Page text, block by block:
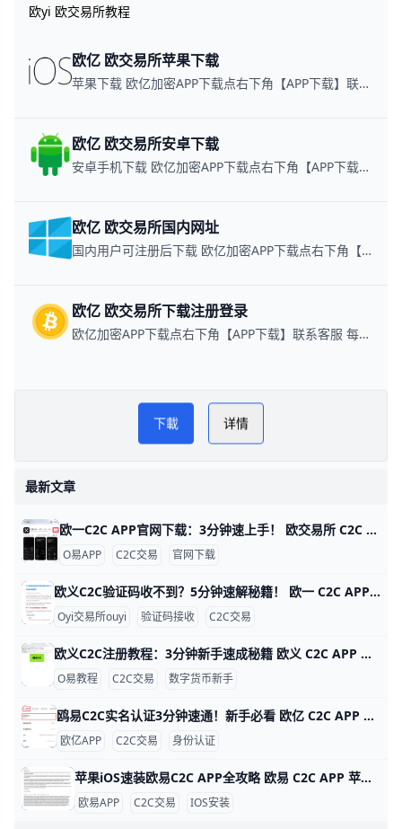
欧yi 欧交易所教程
欧亿 欧交易所苹果下载
苹果下载 欧亿加密APP下载点右下角【APP下载】联系客服 每日更新可用链接
欧亿 欧交易所安卓下载
安卓手机下载 欧亿加密APP下载点右下角【APP下载】联系客服 每日更新可用链接
欧亿 欧交易所国内网址
国内用户可注册后下载 欧亿加密APP下载点右下角【APP下载】联系客服 每日更新可用链接
欧亿 欧交易所下载注册登录
欧亿加密APP下载点右下角【APP下载】联系客服 每日更新可用链接
欧yi 欧交易所教程PLAY NOW
欧交易所
下載 详情
最新文章
欧一C2C APP官网下载：3分钟速上手！ 欧交易所 C2C APP 官网下载指南 鸥易（ouyi）是全球知名的数字货币交易平台，它的 C2C 功能让用户能轻松用人民币买比特币或以太坊。比如，你可以用银行卡直接从认证商家买币，交易只需几分钟，手续费通常在 0.1% 以下，比传统交易所更方便。ddzfj+1
O易APP C2C交易 官网下载
欧义C2C验证码收不到？5分钟速解秘籍！ 欧一 C2C APP 验证码接收问题详解 欧亿（欧yi）C2C APP 是数字货币交易的好帮手，但很多人登录或卖币时收不到验证码。根据用户反馈，约 70% 的问题来自网络信号差，比如高峰期短信延迟 5-10 分钟。别急，这里一步步教你解决，5 分钟就能搞定。
Oyi交易所ouyi 验证码接收 C2C交易
欧义C2C注册教程：3分钟新手速成秘籍 欧义 C2C APP 注册账号超详细教程 大家好！今天我们来聊聊如何在欧义（歐yi）C2C APP上注册账号。Oyi交易所是全球知名的加密货币交易平台，C2C功能让新手能轻松用人民币买USDT等币种。这个教程从零开始，步骤超简单，跟着做3-5分钟就能搞定。udn+2
O易教程 C2C交易 数字货币新手
鸥易C2C实名认证3分钟速通！新手必看 欧亿 C2C APP 实名认证全攻略 欧交易所APP的C2C实名认证超级简单，只需几分钟就能完成，就能安全买币卖币。比如，新用户小李下载APP后，按步骤认证，马上解锁每天最高25万元的交易限额，避免黑客盗用账户。udn+1
欧亿APP C2C交易 身份认证
苹果iOS速装欧易C2C APP全攻略 欧易 C2C APP 苹果 iOS 安装指南 欧易（OKX）C2C APP 是数字货币点对点交易的首选工具，全球用户超5000万。它支持人民币、美元等多种法币快速买卖比特币、以太坊等，支持台湾用户本地支付如街口支付，交易费仅0.1%。iOS用户无法直接从中国App Store下载，但用海外Apple ID只需10分钟搞定。
欧易APP C2C交易 IOS安装